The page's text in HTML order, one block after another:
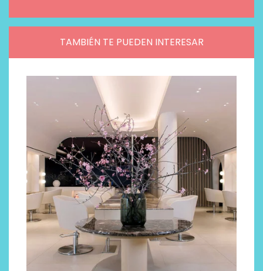
TAMBIÉN TE PUEDEN INTERESAR